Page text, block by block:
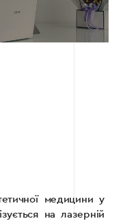
медицини у
на лазерній